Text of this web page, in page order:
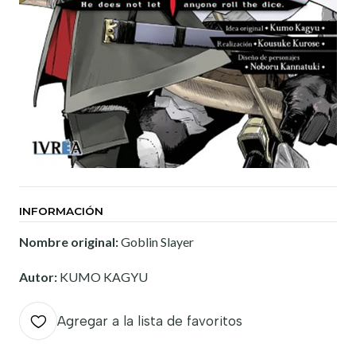
INFORMACIÓN
Nombre original:Goblin Slayer
Autor: KUMO KAGYU
Agregar a la lista de favoritos